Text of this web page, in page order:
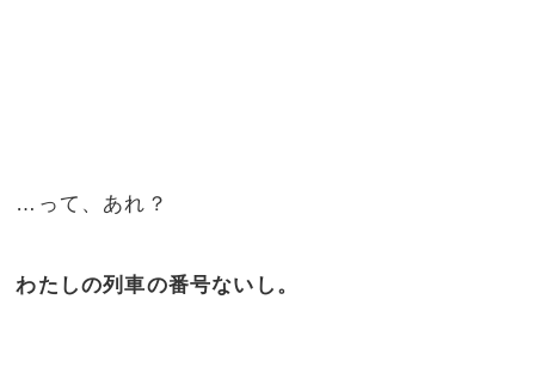
…って、あれ？
わたしの列車の番号ないし。